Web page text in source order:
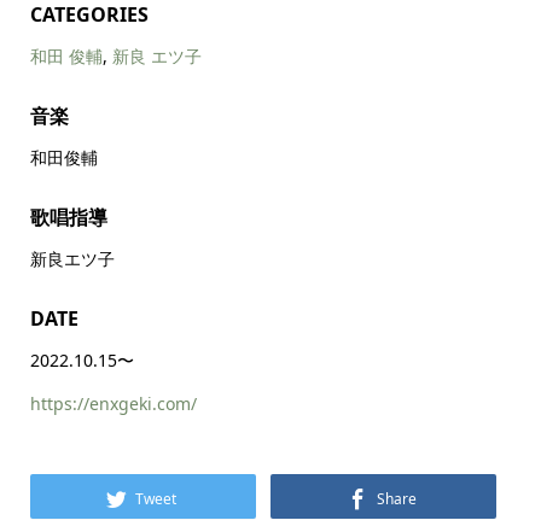
CATEGORIES
和田 俊輔, 新良 エツ子
音楽
和田俊輔
歌唱指導
新良エツ子
DATE
2022.10.15〜
https://enxgeki.com/
Tweet Share